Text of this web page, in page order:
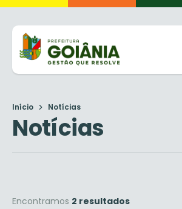
Início Notícias
Notícias
Encontramos 2 resultados